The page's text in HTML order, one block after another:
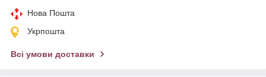
Нова Пошта
Укрпошта
Всі умови доставки